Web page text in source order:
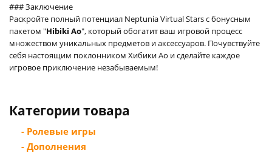
### Заключение
Раскройте полный потенциал Neptunia Virtual Stars с бонусным
пакетом "Hibiki Ao", который обогатит ваш игровой процесс
множеством уникальных предметов и аксессуаров. Почувствуйте
себя настоящим поклонником Хибики Ао и сделайте каждое
игровое приключение незабываемым!
Категории товара
- Ролевые игры
- Дополнения